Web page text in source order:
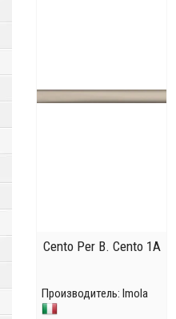
Cento Per B. Cento 1A
Производитель: Imola